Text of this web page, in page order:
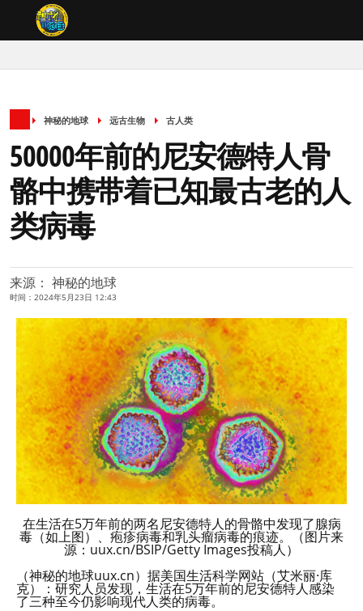
神秘的地球 远古生物 古人类
50000年前的尼安德特人骨
骼中携带着已知最古老的人
类病毒
来源： 神秘的地球
时间：2024年5月23日 12:43
在生活在5万年前的两名尼安德特人的骨骼中发现了腺病
毒（如上图）、疱疹病毒和乳头瘤病毒的痕迹。（图片来
源：uux.cn/BSIP/Getty Images投稿人）
（神秘的地球uux.cn）据美国生活科学网站（艾米丽·库
克）：研究人员发现，生活在5万年前的尼安德特人感染
了三种至今仍影响现代人类的病毒。